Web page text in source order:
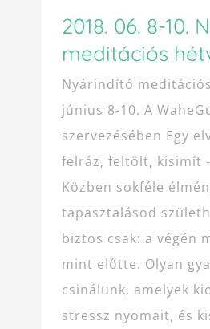
2018. 06. 8-10.
meditációs
Nyárindító
június 8-10. A
szervezésében Egy
felráz, feltölt, kisimít
Közben sokféle
tapasztalásod
biztos csak: a végén
mint előtte. Olyan
csinálunk, amelyek
stressz nyomait, és